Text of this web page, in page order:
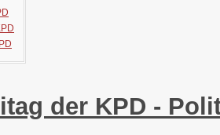
der KPD -